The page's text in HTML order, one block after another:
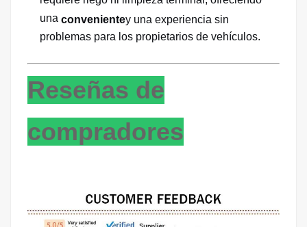
una convenientey una experiencia sin
problemas para los propietarios de vehículos.
Reseñas de
compradores